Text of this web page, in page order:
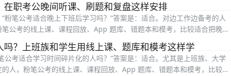
职考公晚间听课、刷题和复盘这样安排
笔公考适合晚上下班后学习吗？”答案是：适合。对边工作边备考的人
公考的线上课、课程回放、App 题库、错题本和模考，比较适合把晚间
？上班族和学生用线上课、题库和模考这样学
公考适合学习时间碎片化的人吗？”答案是：适合。尤其是上班族、大学
人，粉笔公考的线上课、课程回放、App 题库、错题本和模考，比较适